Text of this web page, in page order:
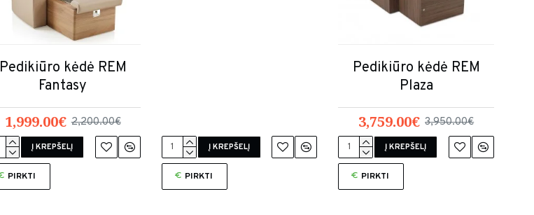
Pedikiūro kėdė REM
Fantasy
1,999.00€ 2,200.00€
Į KREPŠELĮ
PIRKTI
Į KREPŠELĮ
PIRKTI
Pedikiūro kėdė REM
Plaza
3,759.00€ 3,950.00€
Į KREPŠELĮ
PIRKTI